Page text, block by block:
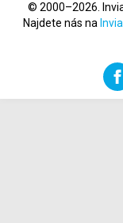
© 2000–2026.
Najdete nás na